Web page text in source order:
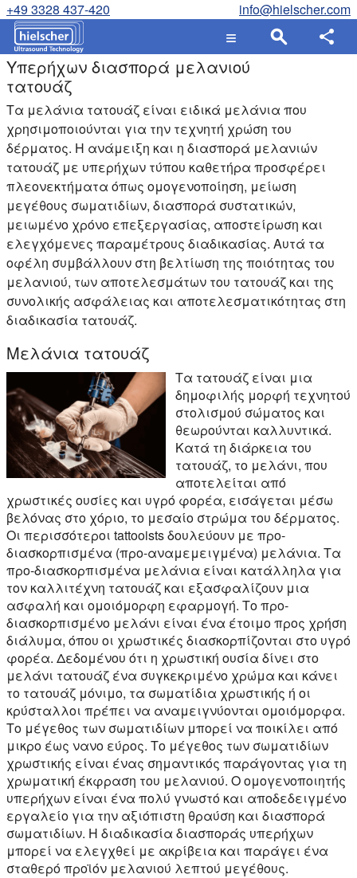
+49 3328 437-420 info@hielscher.com
Υπερήχων διασπορά μελανιού
τατουάζ
Τα μελάνια τατουάζ είναι ειδικά μελάνια που
χρησιμοποιούνται για την τεχνητή χρώση του
δέρματος. Η ανάμειξη και η διασπορά μελανιών
τατουάζ με υπερήχων τύπου καθετήρα προσφέρει
πλεονεκτήματα όπως ομογενοποίηση, μείωση
μεγέθους σωματιδίων, διασπορά συστατικών,
μειωμένο χρόνο επεξεργασίας, αποστείρωση και
ελεγχόμενες παραμέτρους διαδικασίας. Αυτά τα
οφέλη συμβάλλουν στη βελτίωση της ποιότητας του
μελανιού, των αποτελεσμάτων του τατουάζ και της
συνολικής ασφάλειας και αποτελεσματικότητας στη
διαδικασία τατουάζ.
Μελάνια τατουάζ
Τα τατουάζ είναι μια
δημοφιλής μορφή τεχνητού
στολισμού σώματος και
θεωρούνται καλλυντικά.
Κατά τη διάρκεια του
τατουάζ, το μελάνι, που
αποτελείται από
χρωστικές ουσίες και υγρό φορέα, εισάγεται μέσω
βελόνας στο χόριο, το μεσαίο στρώμα του δέρματος.
Οι περισσότεροι tattooists δουλεύουν με προ-
διασκορπισμένα (προ-αναμεμειγμένα) μελάνια. Τα
προ-διασκορπισμένα μελάνια είναι κατάλληλα για
τον καλλιτέχνη τατουάζ και εξασφαλίζουν μια
ασφαλή και ομοιόμορφη εφαρμογή. Το προ-
διασκορπισμένο μελάνι είναι ένα έτοιμο προς χρήση
διάλυμα, όπου οι χρωστικές διασκορπίζονται στο υγρό
φορέα. Δεδομένου ότι η χρωστική ουσία δίνει στο
μελάνι τατουάζ ένα συγκεκριμένο χρώμα και κάνει
το τατουάζ μόνιμο, τα σωματίδια χρωστικής ή οι
κρύσταλλοι πρέπει να αναμειγνύονται ομοιόμορφα.
Το μέγεθος των σωματιδίων μπορεί να ποικίλει από
μικρο έως νανο εύρος. Το μέγεθος των σωματιδίων
χρωστικής είναι ένας σημαντικός παράγοντας για τη
χρωματική έκφραση του μελανιού. Ο ομογενοποιητής
υπερήχων είναι ένα πολύ γνωστό και αποδεδειγμένο
εργαλείο για την αξιόπιστη θραύση και διασπορά
σωματιδίων. Η διαδικασία διασποράς υπερήχων
μπορεί να ελεγχθεί με ακρίβεια και παράγει ένα
σταθερό προϊόν μελανιού λεπτού μεγέθους.